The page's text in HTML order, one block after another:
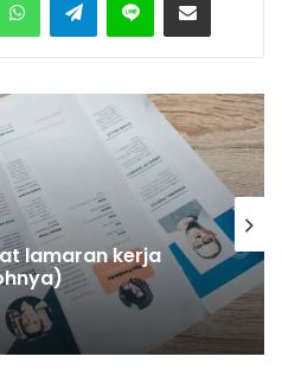
lamaran kerja
untuk lulusan